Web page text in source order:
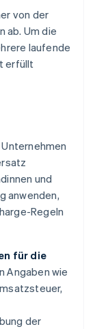
von der
ab. Um die
laufende
erfüllt
Unternehmen
und
anwenden,
Regeln
für die
Angaben wie
der